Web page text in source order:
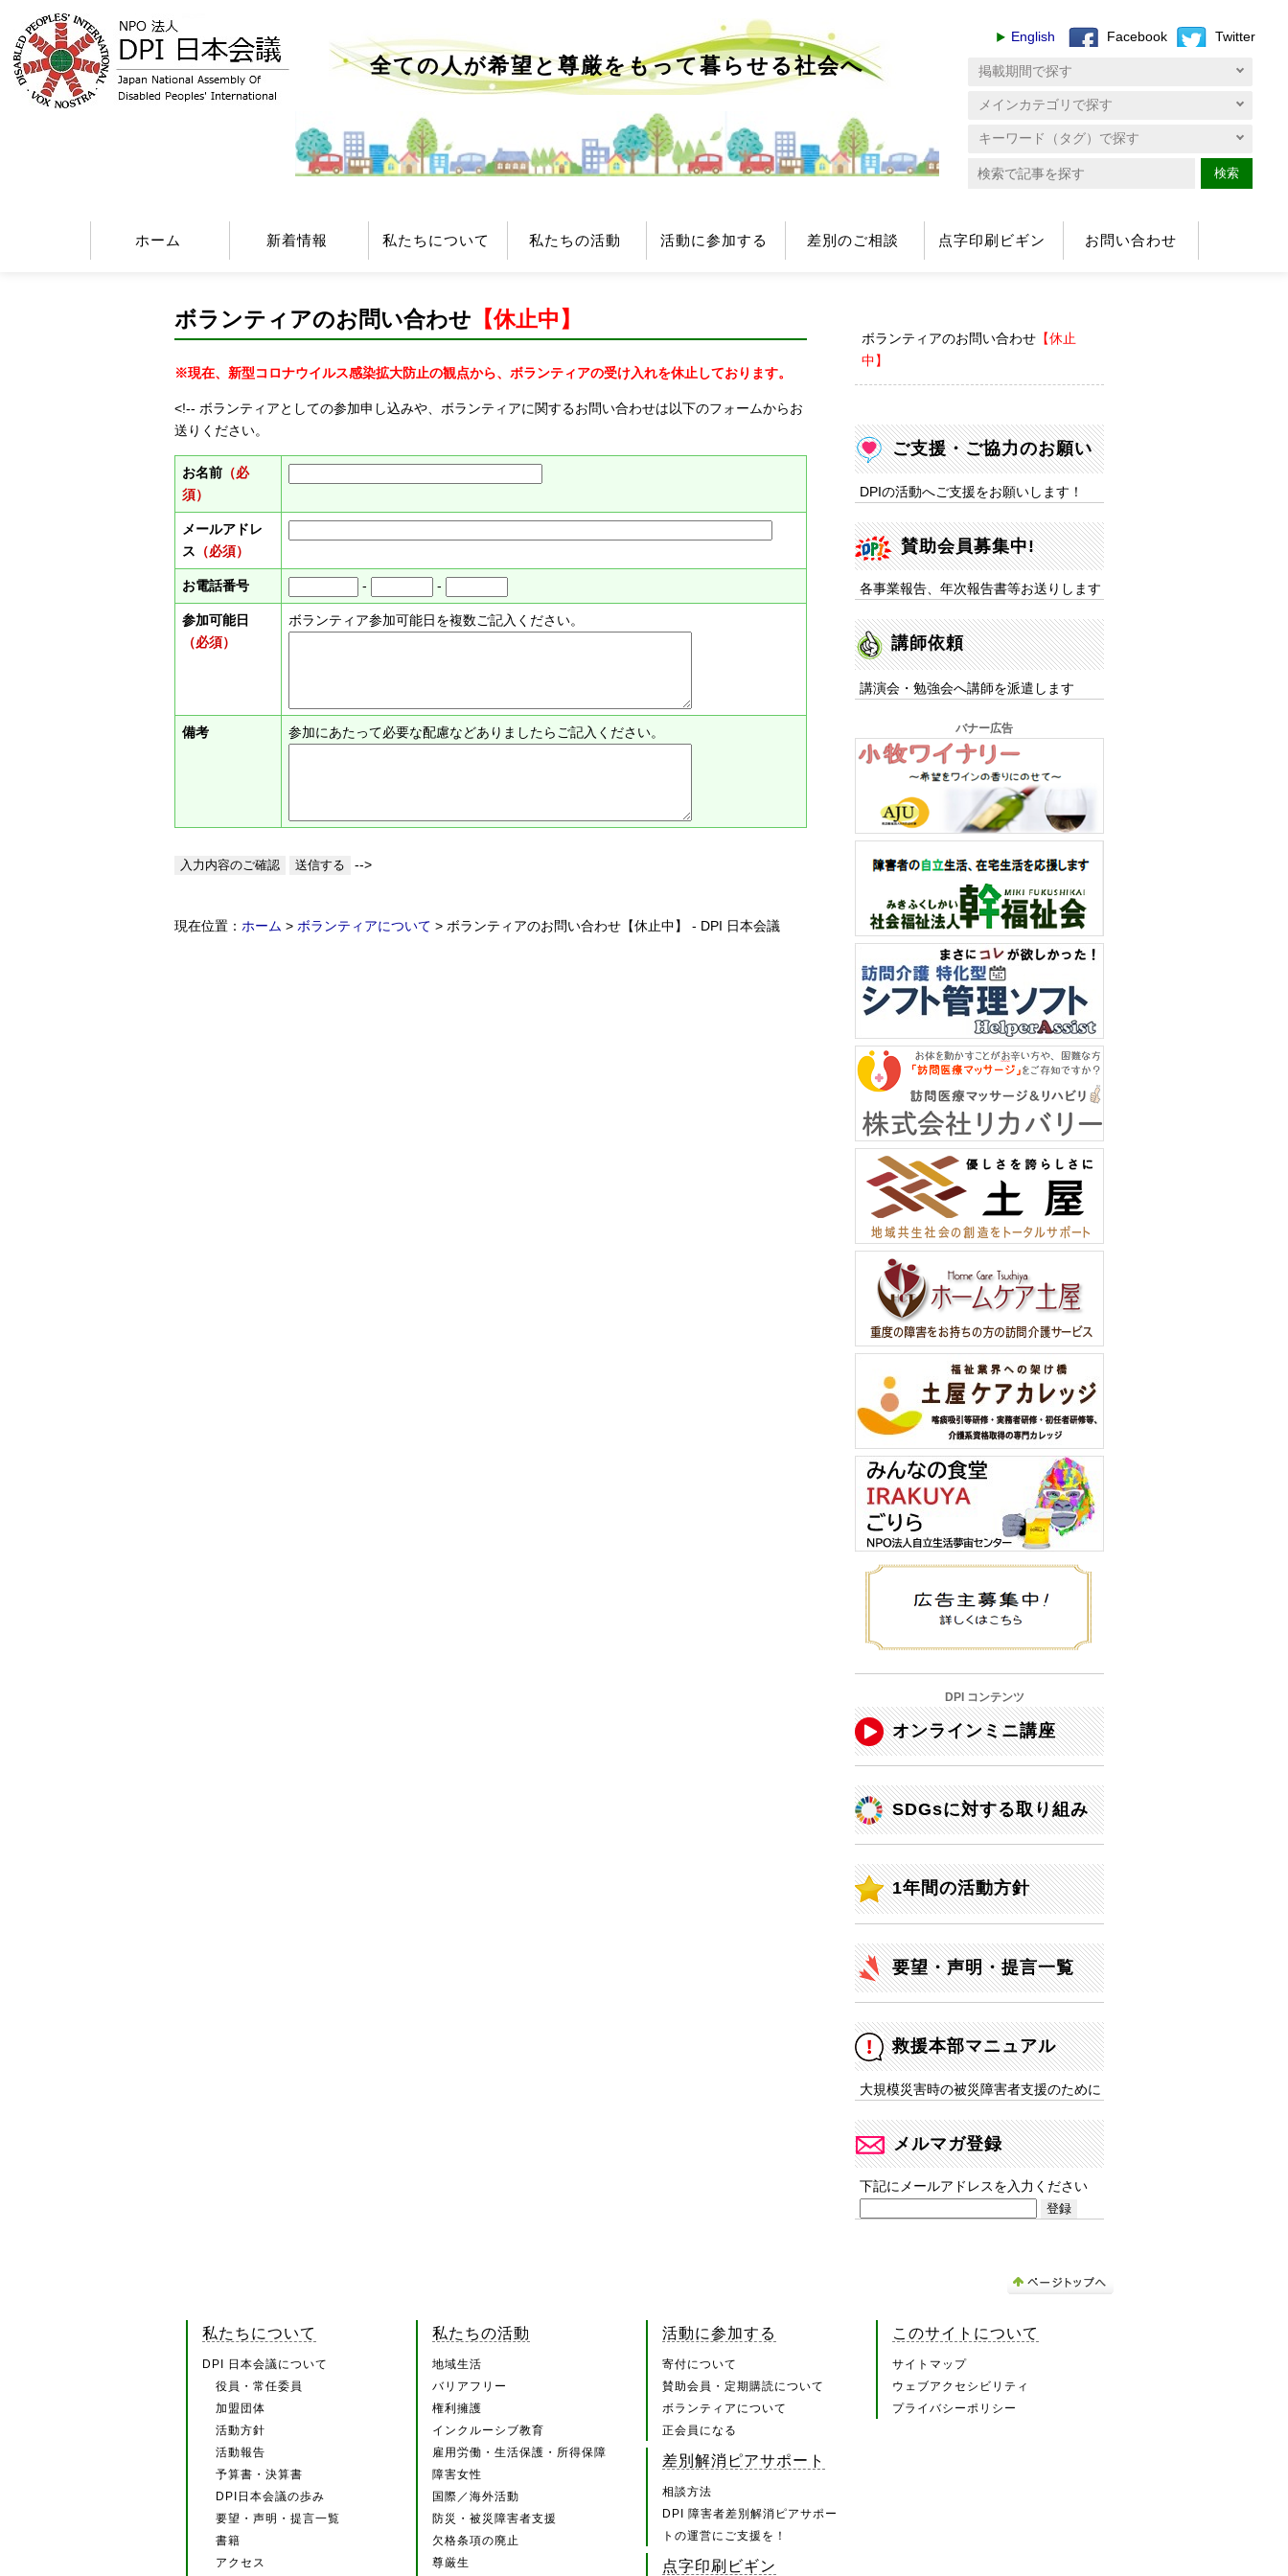
全ての人が希望と尊厳をもって暮らせる社会へ
English Facebook Twitter
検索
ホーム 新着情報 私たちについて 私たちの活動 活動に参加する 差別のご相談 点字印刷ビギン お問い合わせ
ボランティアのお問い合わせ 【休止中】
※現在、新型コロナウイルス感染拡大防止の観点から、ボランティアの受け入れを休止しております。
<!-- ボランティアとしての参加申し込みや、ボランティアに関するお問い合わせは以下のフォームからお
送りください。
お名前（必
須）
メールアドレ
ス （必須）
お電話番号 - -
参加可能日
（必須）
ボランティア参加可能日を複数ご記入ください。
備考 参加にあたって必要な配慮などありましたらご記入ください。
-->
現在位置： ホーム > ボランティアについて > ボランティアのお問い合わせ【休止中】 - DPI 日本会議
ボランティアのお問い合わせ【休止
中】
ご支援・ご協力のお願い
DPIの活動へご支援をお願いします！
賛助会員募集中!
各事業報告、年次報告書等お送りします
講師依頼
講演会・勉強会へ講師を派遣します
バナー広告
DPI コンテンツ
オンラインミニ講座
SDGsに対する取り組み
1年間の活動方針
要望・声明・提言一覧
救援本部マニュアル
大規模災害時の被災障害者支援のために
メルマガ登録
下記にメールアドレスを入力ください
私たちについて
DPI 日本会議について
役員・常任委員
加盟団体
活動方針
活動報告
予算書・決算書
DPI日本会議の歩み
要望・声明・提言一覧
書籍
アクセス
私たちの活動
地域生活
バリアフリー
権利擁護
インクルーシブ教育
雇用労働・生活保護・所得保障
障害女性
国際／海外活動
防災・被災障害者支援
欠格条項の廃止
尊厳生
活動に参加する
寄付について
賛助会員・定期購読について
ボランティアについて
正会員になる
差別解消ピアサポート
相談方法
DPI 障害者差別解消ピアサポー
トの運営にご支援を！
点字印刷ビギン
このサイトについて
サイトマップ
ウェブアクセシビリティ
プライバシーポリシー